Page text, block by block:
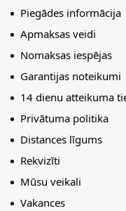
Piegādes informācija
Apmaksas veidi
Nomaksas iespējas
Garantijas noteikumi
14 dienu atteikuma
Privātuma politika
Distances līgums
Rekvizīti
Mūsu veikali
Vakances